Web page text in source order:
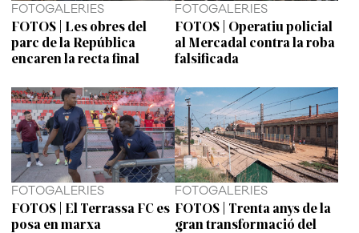
FOTOGALERIES
FOTOS | Les obres del
parc de la República
encaren la recta final
FOTOGALERIES
FOTOS | Operatiu policial
al Mercadal contra la roba
falsificada
FOTOGALERIES
FOTOS | El Terrassa FC es
posa en marxa
FOTOGALERIES
FOTOS | Trenta anys de la
gran transformació del